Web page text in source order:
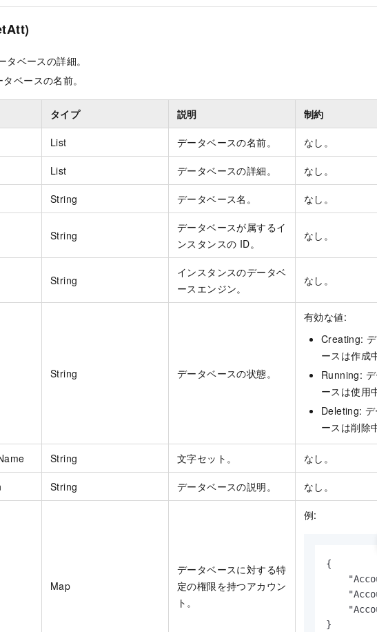
ベースの詳細。
ベースの名前。
タイプ 説明 制約
List データベースの名前。 なし。
List データベースの詳細。 なし。
String データベース名。 なし。
String
データベースが属するイ
ンスタンスの ID。
なし。
String
インスタンスのデータベ
ースエンジン。
なし。
String データベースの状態。
有効な値:
Creating:
ースは作成
Running:
ースは使用
Deleting:
ースは削除
String 文字セット。 なし。
String データベースの説明。 なし。
Map
データベースに対する特
定の権限を持つアカウン
ト。
例:
{
}